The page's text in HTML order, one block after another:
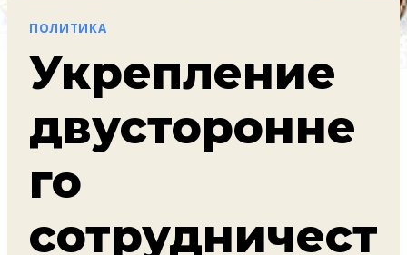
ПОЛИТИКА
Укрепление
двусторонне
го
сотрудничест